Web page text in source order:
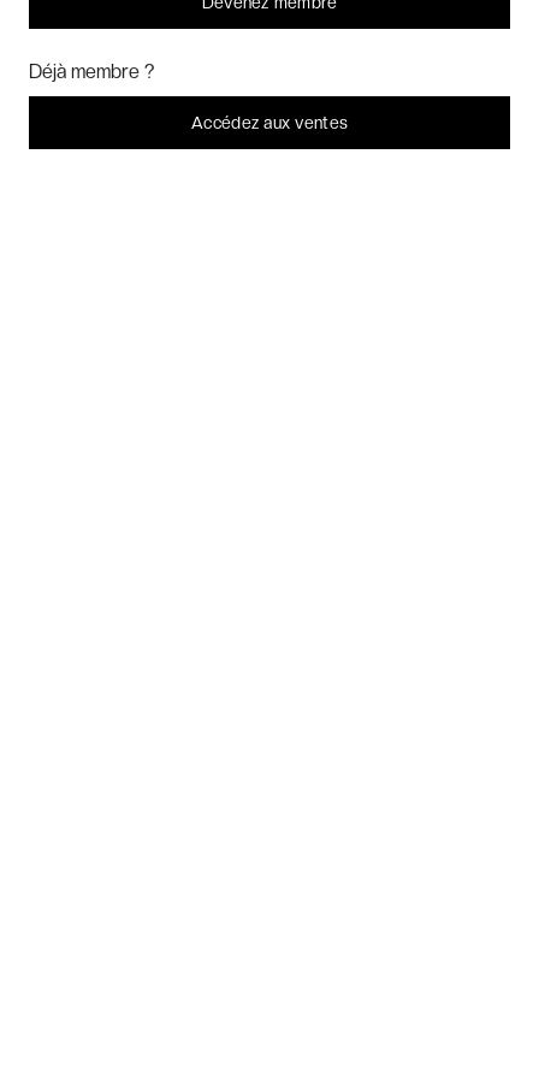
Déjà membre ?
Accédez aux ventes
Marketing? Vous pouvez toujours modifier ou retirer votre
Je refuse C'est bon.